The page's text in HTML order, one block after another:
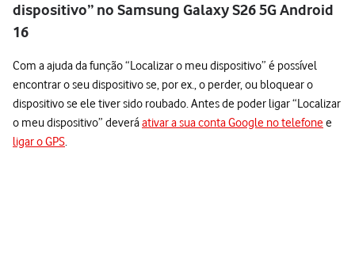
dispositivo” no Samsung Galaxy S26 5G Android
16
Com a ajuda da função “Localizar o meu dispositivo” é possível
encontrar o seu dispositivo se, por ex., o perder, ou bloquear o
dispositivo se ele tiver sido roubado. Antes de poder ligar “Localizar
o meu dispositivo” deveráativar a sua conta Google no telefonee
ligar o GPS.